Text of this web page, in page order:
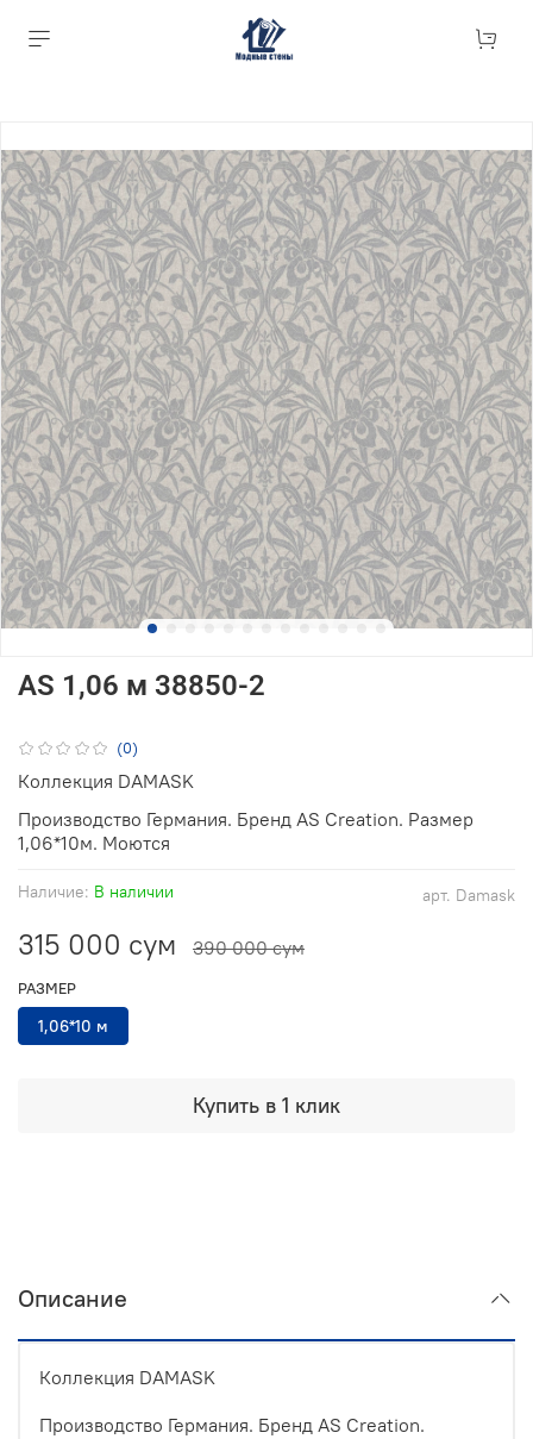
(0)
арт. Damask
Наличие: В наличии
AS 1,06 м 38850-2
315 000 сум 390 000 сум
Купить в 1 клик
РАЗМЕР
1,06*10 м
Коллекция DAMASK
Производство Германия. Бренд AS Creation. Размер
1,06*10м. Моются
Описание
Коллекция DAMASK
Производство Германия. Бренд AS Creation.